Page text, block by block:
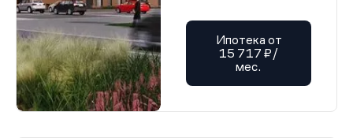
Ипотека от
15 717 ₽/
мес.